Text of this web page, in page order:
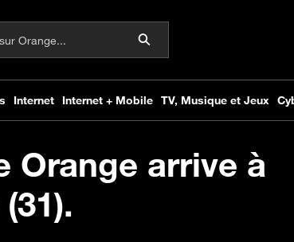
Orange arrive à